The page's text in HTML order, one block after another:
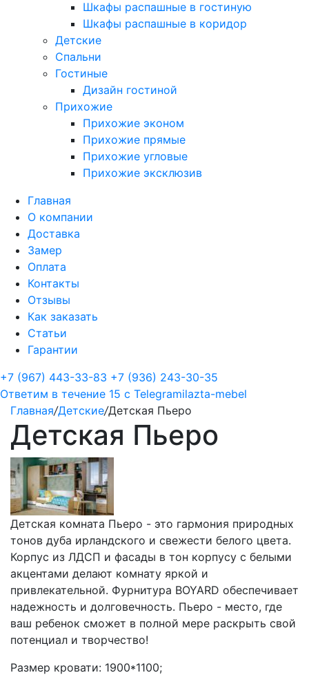
Шкафы распашные в гостиную
Шкафы распашные в коридор
Детские
Спальни
Гостиные
Дизайн гостиной
Прихожие
Прихожие эконом
Прихожие прямые
Прихожие угловые
Прихожие эксклюзив
Главная
О компании
Доставка
Замер
Оплата
Контакты
Отзывы
Как заказать
Статьи
Гарантии
+7 (967) 443-33-83 +7 (936) 243-30-35
Ответим в течение 15 с Telegramilazta-mebel
Главная/Детские/Детская Пьеро
Детская Пьеро
Детская комната Пьеро - это гармония природных
тонов дуба ирландского и свежести белого цвета.
Корпус из ЛДСП и фасады в тон корпусу с белыми
акцентами делают комнату яркой и
привлекательной. Фурнитура BOYARD обеспечивает
надежность и долговечность. Пьеро - место, где
ваш ребенок сможет в полной мере раскрыть свой
потенциал и творчество!
Размер кровати: 1900*1100;